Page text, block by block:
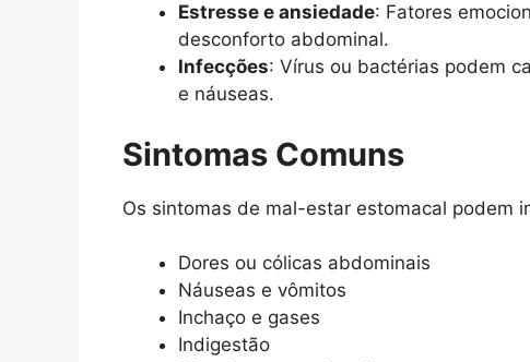
Estresse e ansiedade: Fatores
desconforto abdominal.
Infecções: Vírus ou bactérias podem
e náuseas.
Sintomas Comuns
Os sintomas de mal-estar estomacal podem
Dores ou cólicas abdominais
Náuseas e vômitos
Inchaço e gases
Indigestão